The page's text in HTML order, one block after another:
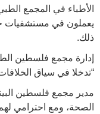
الأطباء في المجمع
يعملون في مستشفيات
ذلك.
إدارة مجمع فلسطين
“تدخلا في سياق الخلافات
مدير مجمع فلسطين
الصحة، ومع احترامي لهم